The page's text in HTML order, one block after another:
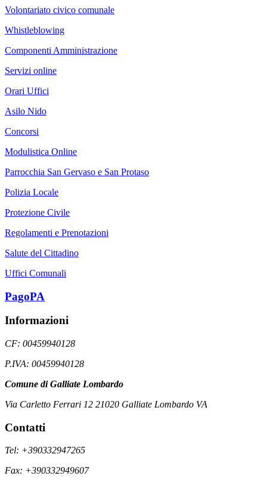
Volontariato civico comunale
Whistleblowing
Componenti Amministrazione
Servizi online
Orari Uffici
Asilo Nido
Concorsi
Modulistica Online
Parrocchia San Gervaso e San Protaso
Polizia Locale
Protezione Civile
Regolamenti e Prenotazioni
Salute del Cittadino
Uffici Comunali
PagoPA
Informazioni
CF: 00459940128
P.IVA: 00459940128
Comune di Galliate Lombardo
Via Carletto Ferrari 12 21020 Galliate Lombardo VA
Contatti
Tel: +390332947265
Fax: +390332949607